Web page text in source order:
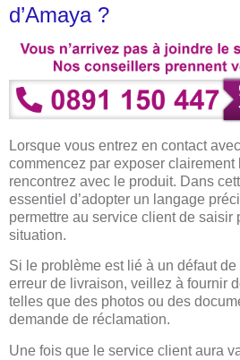
d’Amaya ?
Lorsque vous entrez en contact
commencez par exposer
rencontrez avec le produit. Dans
essentiel d’adopter un langage
permettre au service client de saisir
situation.
Si le problème est lié à un défaut
erreur de livraison, veillez à fournir
telles que des photos ou des
demande de réclamation.
Une fois que le service client aura